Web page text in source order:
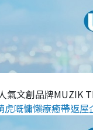
氣文創品牌MUZIK
虎嘅慵懶療癒帶返屋